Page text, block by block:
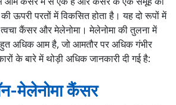
ऊपरी परतों में विकसित होता है। यह दो रूपों में
कैंसर और मेलेनोमा। मेलेनोमा की तुलना में
अधिक आम है, जो आमतौर पर अधिक गंभीर
के बारे में थोड़ी अधिक जानकारी दी गई है:
मेलेनोमा कैंसर